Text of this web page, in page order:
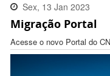
Sex, 13 Jan 2023
16:32:00 -0300
Migração Portal
Acesse o novo Portal do